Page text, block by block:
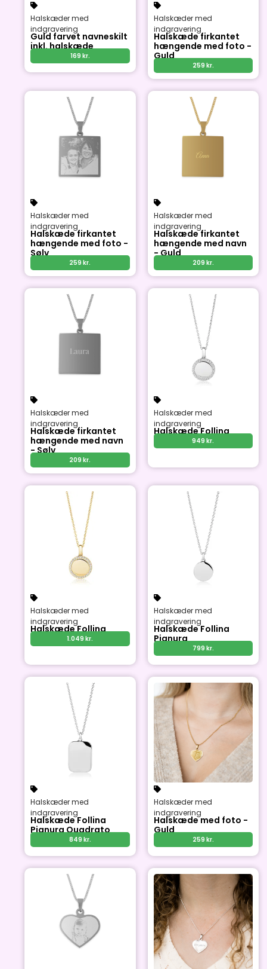
Halskæder med
indgravering
Guld farvet navneskilt
inkl. halskæde
169 kr.
Halskæder med
indgravering
Halskæde firkantet
hængende med foto -
Guld
259 kr.
Halskæder med
indgravering
Halskæde firkantet
hængende med foto -
Sølv
259kr.
Halskæder med
indgravering
Halskæde firkantet
hængende med navn
- Guld
209 kr.
Halskæder med
indgravering
Halskæde firkantet
hængende med navn
- Sølv
209kr.
Halskæder med
indgravering
Halskæde Follina
949kr.
Halskæder med
indgravering
Halskæde Follina
1.049kr.
Halskæder med
indgravering
Halskæde Follina
Pianura
799 kr.
Halskæder med
indgravering
Halskæde Follina
Pianura Quadrato
849 kr.
Halskæder med
indgravering
Halskæde med foto -
Guld
259 kr.